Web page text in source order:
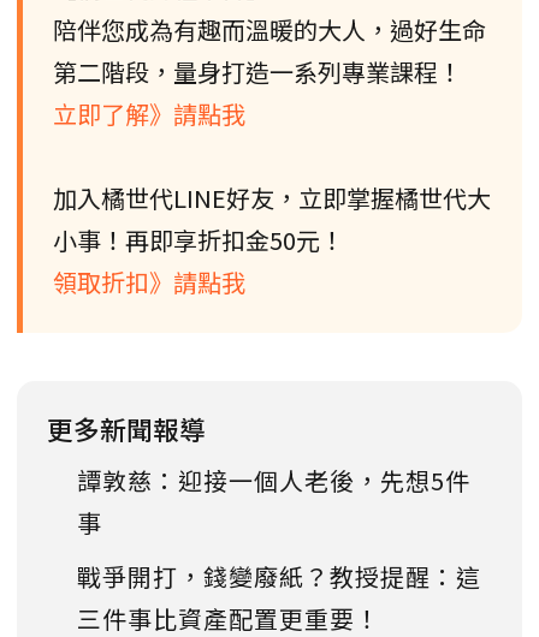
陪伴您成為有趣而溫暖的大人，過好生命
第二階段，量身打造一系列專業課程！
立即了解》請點我
加入橘世代LINE好友，立即掌握橘世代大
小事！再即享折扣金50元！
領取折扣》請點我
更多新聞報導
譚敦慈：迎接一個人老後，先想5件
事
戰爭開打，錢變廢紙？教授提醒：這
三件事比資產配置更重要！